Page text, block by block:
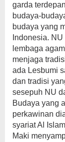
garda
budaya-
budaya yang
Indonesia.
lembaga
menjaga
ada Lesbumi
dan tradisi
sesepuh NU
Budaya yang
perkawinan
syariat Al
Maki